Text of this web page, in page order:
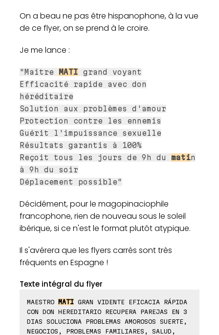
On a beau ne pas être hispanophone, à la vue
de ce flyer, on se prend à le croire.
Je me lance :
"Maître MATI grand voyant
Efficacité rapide avec don
héréditaire
Solution aux problèmes d'amour
Protection contre les ennemis
Guérit l'impuissance sexuelle
Résultats garantis à 100%
Reçoit tous les jours de 9h du matin
à 9h du soir
Déplacement possible"
Décidément, pour le magopinaciophile
francophone, rien de nouveau sous le soleil
ibérique, si ce n'est le format plutôt atypique.
Il s'avérera que les flyers carrés sont très
fréquents en Espagne !
Texte intégral du flyer
MAESTRO MATI GRAN VIDENTE EFICACIA RÁPIDA
CON DON HEREDITARIO RECUPERA PAREJAS EN 3
DIAS SOLUCIONA PROBLEMAS AMOROSOS SUERTE,
NEGOCIOS, PROBLEMAS FAMILIARES, SALUD,